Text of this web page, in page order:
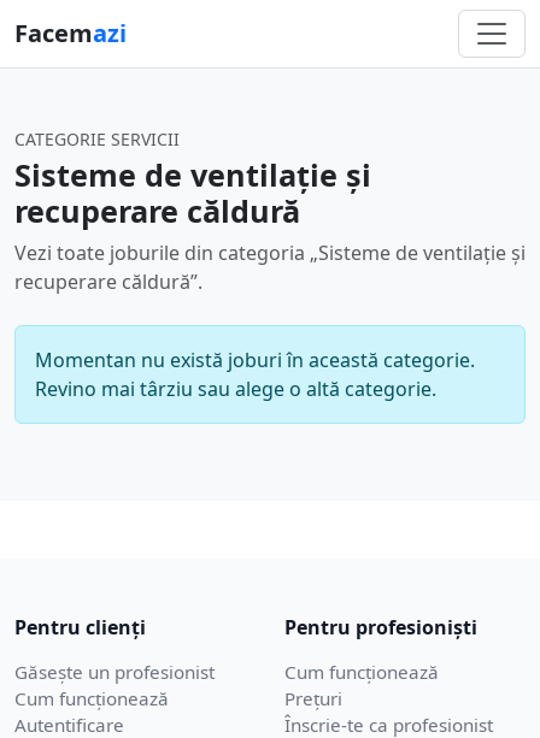
Facemazi
CATEGORIE SERVICII
Sisteme de ventilație și
recuperare căldură
Vezi toate joburile din categoria „Sisteme de ventilație și
recuperare căldură”.
Momentan nu există joburi în această categorie.
Revino mai târziu sau alege o altă categorie.
Pentru clienți
Găsește un profesionist
Cum funcționează
Autentificare
Pentru profesioniști
Cum funcționează
Prețuri
Înscrie-te ca profesionist